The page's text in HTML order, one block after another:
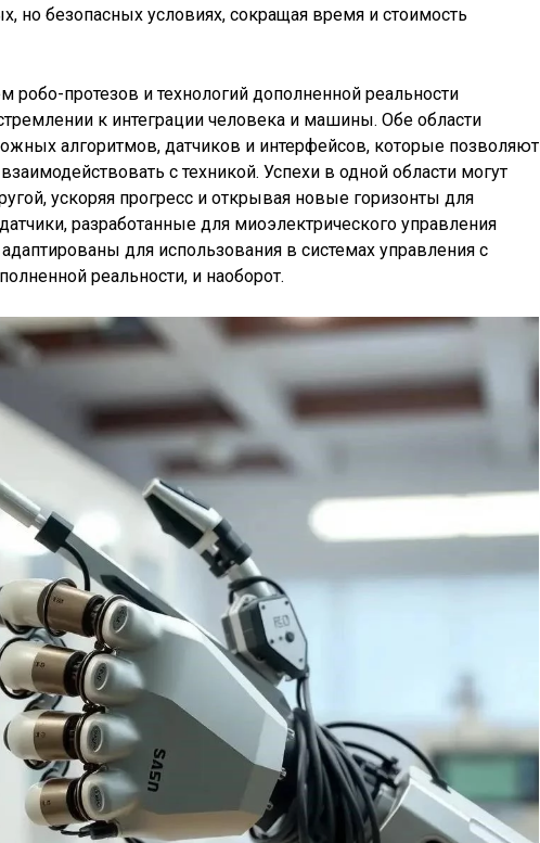
но безопасных условиях, сокращая время и стоимость
робо-протезов и технологий дополненной реальности
к интеграции человека и машины. Обе области
алгоритмов, датчиков и интерфейсов, которые позволяют
с техникой. Успехи в одной области могут
ускоряя прогресс и открывая новые горизонты для
разработанные для миоэлектрического управления
для использования в системах управления с
реальности, и наоборот.